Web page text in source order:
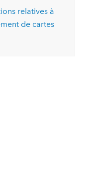
coursrelatives à
de cartes